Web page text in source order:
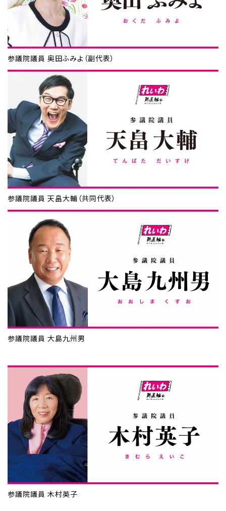
参議院議員 奥田ふみよ（副代表）
参議院議員 天畠大輔（共同代表）
参議院議員 大島九州男
参議院議員 木村英子